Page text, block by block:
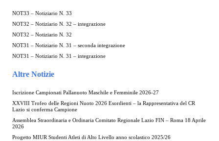
NOT33 – Notiziario N. 33
NOT32 – Notiziario N. 32 – integrazione
NOT32 – Notiziario N. 32
NOT31 – Notiziario N. 31 – seconda integrazione
NOT31 – Notiziario N. 31 – integrazione
Altre Notizie
Iscrizione Campionati Pallanuoto Maschile e Femminile 2026-27
XXVIII Trofeo delle Regioni Nuoto 2026 Esordienti – la Rappresentativa del CR
Lazio si conferma Campione
Assemblea Straordinaria e Ordinaria Comitato Regionale Lazio FIN – Roma 18 Aprile
2026
Progetto MIUR Studenti Atleti di Alto Livello anno scolastico 2025/26